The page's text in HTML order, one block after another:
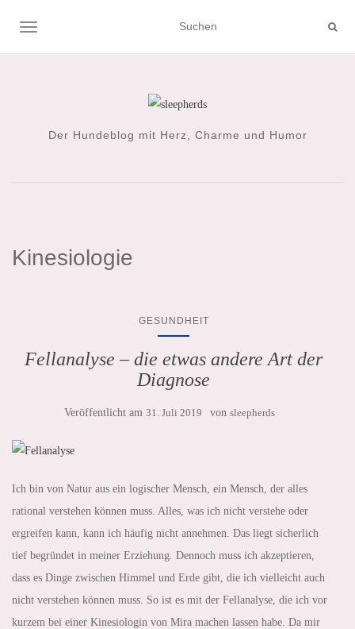
NAVIGATION UMSCHALTEN
Der Hundeblog mit Herz, Charme und Humor
Kinesiologie
GESUNDHEIT
Fellanalyse – die etwas andere Art der
Diagnose
Veröffentlicht am 31. Juli 2019 von sleepherds
Ich bin von Natur aus ein logischer Mensch, ein Mensch, der alles
rational verstehen können muss. Alles, was ich nicht verstehe oder
ergreifen kann, kann ich häufig nicht annehmen. Das liegt sicherlich
tief begründet in meiner Erziehung. Dennoch muss ich akzeptieren,
dass es Dinge zwischen Himmel und Erde gibt, die ich vielleicht auch
nicht verstehen können muss. So ist es mit der Fellanalyse, die ich vor
kurzem bei einer Kinesiologin von Mira machen lassen habe. Da mir